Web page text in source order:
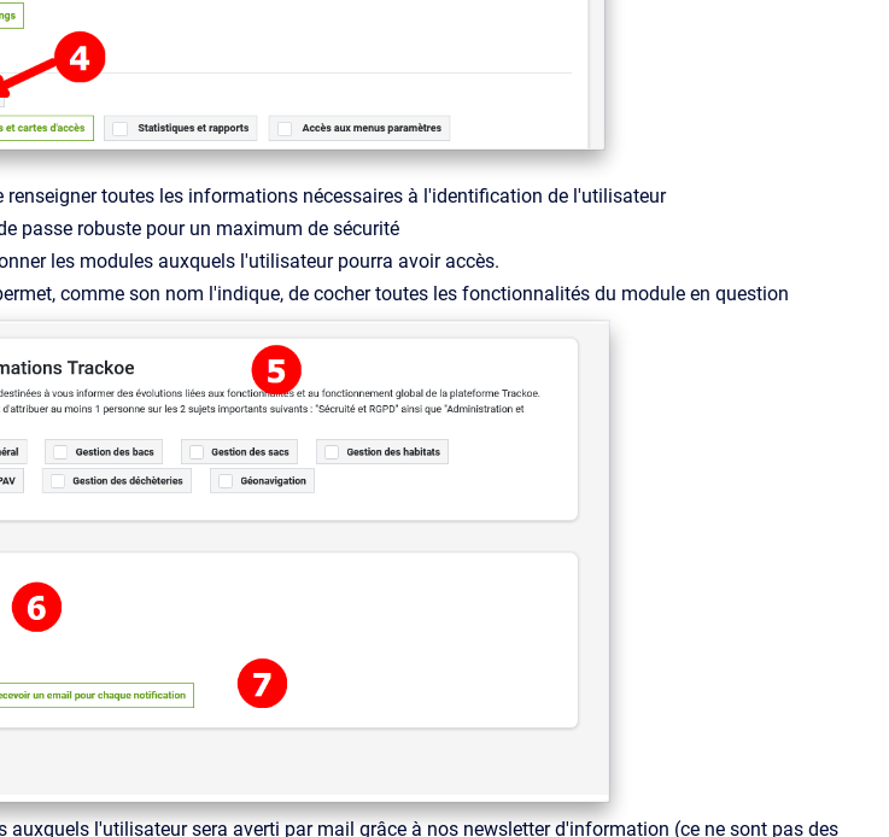
renseigner toutes les informations nécessaires à l'identification de l'utilisateur
passe robuste pour un maximum de sécurité
les modules auxquels l'utilisateur pourra avoir accès.
comme son nom l'indique, de cocher toutes les fonctionnalités du module en question
auxquels l'utilisateur sera averti par mail grâce à nos newsletter d'information (ce ne sont pas des